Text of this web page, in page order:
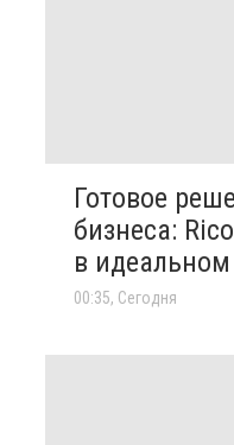
Готовое
бизнеса:
в
00:35, Сегодня